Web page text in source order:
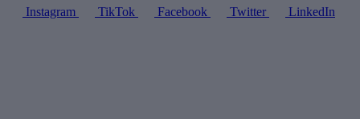
Instagram
TikTok Facebook Twitter LinkedIn